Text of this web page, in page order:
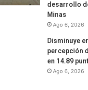
desarrollo
Minas
Ago 6, 2026
Disminuye
percepción
en 14.89
Ago 6, 2026